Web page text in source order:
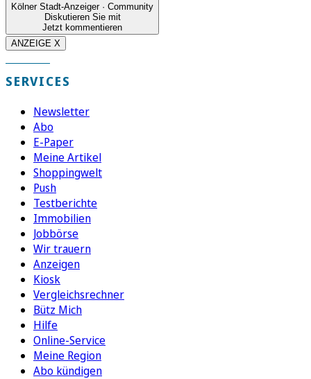
Kölner Stadt-Anzeiger · Community
Diskutieren Sie mit
Jetzt kommentieren
ANZEIGE X
SERVICES
Newsletter
Abo
E-Paper
Meine Artikel
Shoppingwelt
Push
Testberichte
Immobilien
Jobbörse
Wir trauern
Anzeigen
Kiosk
Vergleichsrechner
Bütz Mich
Hilfe
Online-Service
Meine Region
Abo kündigen